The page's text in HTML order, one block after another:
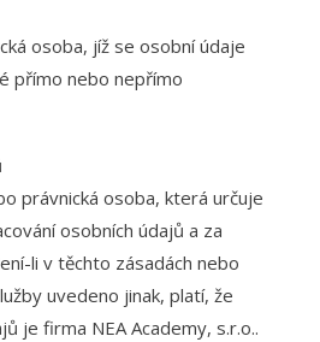
osoba, jíž se osobní údaje
přímo nebo nepřímo
právnická osoba, která určuje
osobních údajů a za
li v těchto zásadách nebo
uvedeno jinak, platí, že
je firma NEA Academy, s.r.o..